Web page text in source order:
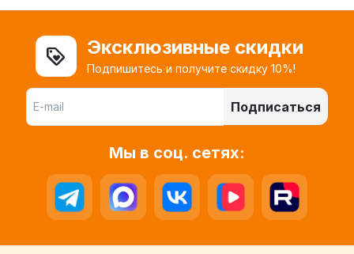
Эксклюзивные скидки
Подпишитесь и получите скидку 10%!
Подписаться
Мы в соц. сетях: